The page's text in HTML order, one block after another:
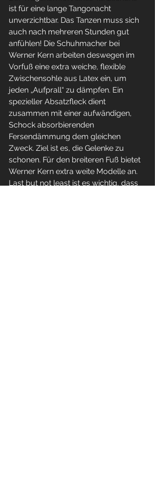
ist für eine lange Tangonacht
unverzichtbar. Das Tanzen muss sich
auch nach mehreren Stunden gut
anfühlen! Die Schuhmacher bei
Werner Kern arbeiten deswegen im
Vorfuß eine extra weiche, flexible
Zwischensohle aus Latex ein, um
jeden „Aufprall“ zu dämpfen. Ein
spezieller Absatzfleck dient
zusammen mit einer aufwändigen,
Schock absorbierenden
Fersendämmung dem gleichen
Zweck. Ziel ist es, die Gelenke zu
schonen. Für den breiteren Fuß bietet
Werner Kern extra weite Modelle an.
Last but not least ist es wichtig, dass